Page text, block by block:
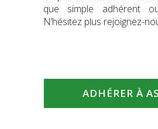
que simple adhérent
N’hésitez plus rejoignez-
ADHÉRER À